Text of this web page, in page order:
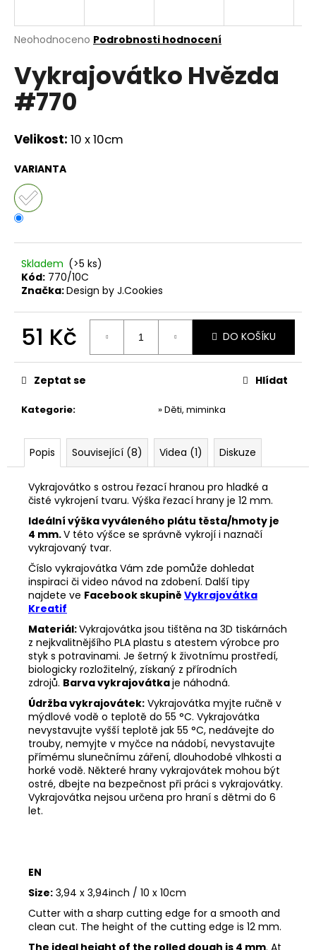
Průměrné
produktu
je
0,0
z
hvězdiček.
Neohodnoceno Podrobnosti hodnocení
Vykrajovátko Hvězda
#770
Velikost: 10 x 10cm
VARIANTA
Skladem (>5 ks)
Kód: 770/10C
Značka:Design by J.Cookies
51 Kč
cena:
DO KOŠÍKU
Kategorie: » Děti, miminka
Zeptat se Hlídat
Popis Související (8) Videa (1) Diskuze
Vykrajovátko s ostrou řezací hranou pro hladké a
čisté vykrojení tvaru. Výška řezací hrany je 12 mm.
Ideální výška vyváleného plátu těsta/hmoty je
4 mm.V této výšce se správně vykrojí i naznačí
vykrajovaný tvar.
Číslo vykrajovátka Vám zde pomůže dohledat
inspiraci či video návod na zdobení. Další tipy
najdete ve Facebook skupině Vykrajovátka
Kreatif
Materiál:Vykrajovátka jsou tištěna na 3D tiskárnách
z nejkvalitnějšího PLA plastu s atestem výrobce pro
styk s potravinami. Je šetrný k životnímu prostředí,
biologicky rozložitelný, získaný z přírodních
zdrojů. Barva vykrajovátkaje náhodná.
Údržba vykrajovátek: Vykrajovátka myjte ručně v
mýdlové vodě o teplotě do 55 °C. Vykrajovátka
nevystavujte vyšší teplotě jak 55 °C, nedávejte do
trouby, nemyjte v myčce na nádobí, nevystavujte
přímému slunečnímu záření, dlouhodobé vlhkosti a
horké vodě. Některé hrany vykrajovátek mohou být
ostré, dbejte na bezpečnost při práci s vykrajovátky.
Vykrajovátka nejsou určena pro hraní s dětmi do 6
let.
EN
Size: 3,94 x 3,94inch / 10 x 10cm
Cutter with a sharp cutting edge for a smooth and
clean cut. The height of the cutting edge is 12 mm.
The ideal height of the rolled dough is 4 mm. At
j
t
?
D
o
p
o
č
e
m
VYKRAJOVÁTKA
VELIKONOČNÍ
ZVÍŘÁTKA
Kč